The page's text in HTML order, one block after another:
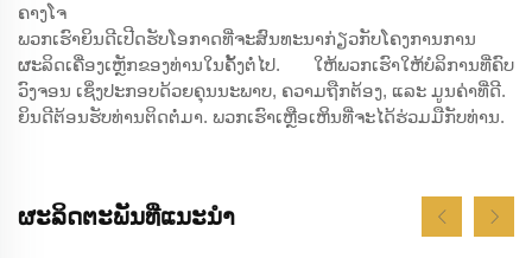
ຄາງໂຈ
ພວກເຮົາຍິນດີເປີດຮັບໂອກາດທີ່ຈະສົນທະນາກ່ຽວກັບໂຄງການການ
ຜະລິດເຄື່ອງເຫຼັກຂອງທ່ານໃນຄັ້ງຕໍ່ໄປ. ໃຫ້ພວກເຮົາໃຫ້ບໍລິການທີ່ຄົບ
ວົງຈອນ ເຊິ່ງປະກອບດ້ວຍຄຸນນະພາບ, ຄວາມຖືກຕ້ອງ, ແລະ ມູນຄ່າທີ່ດີ.
ຍິນດີຕ້ອນຮັບທ່ານຕິດຕໍ່ມາ. ພວກເຮົາເຫຼືອເຫິນທີ່ຈະໄດ້ຮ່ວມມືກັບທ່ານ.
ຜະລິດຕະພັນທີ່ແນະນຳ